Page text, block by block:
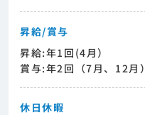
昇給/賞与
昇給:年1回(4月）
賞与:年2回（7月、12月）
休日休暇